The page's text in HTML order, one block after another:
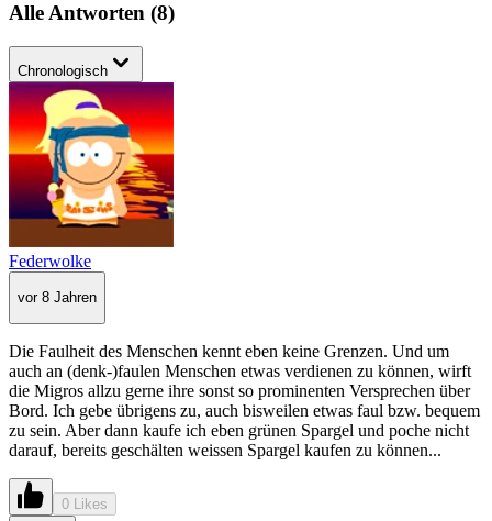
Alle Antworten (8)
Chronologisch
Federwolke
vor 8 Jahren
Die Faulheit des Menschen kennt eben keine Grenzen. Und um
auch an (denk-)faulen Menschen etwas verdienen zu können, wirft
die Migros allzu gerne ihre sonst so prominenten Versprechen über
Bord. Ich gebe übrigens zu, auch bisweilen etwas faul bzw. bequem
zu sein. Aber dann kaufe ich eben grünen Spargel und poche nicht
darauf, bereits geschälten weissen Spargel kaufen zu können...
0 Likes